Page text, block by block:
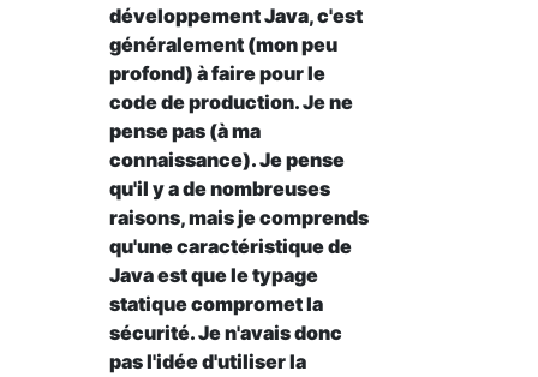
développement Java, c'est
généralement (mon peu
profond) à faire pour le
code de production. Je ne
pense pas (à ma
connaissance). Je pense
qu'il y a de nombreuses
raisons, mais je comprends
qu'une caractéristique de
Java est que le typage
statique compromet la
sécurité. Je n'avais donc
pas l'idée d'utiliser la